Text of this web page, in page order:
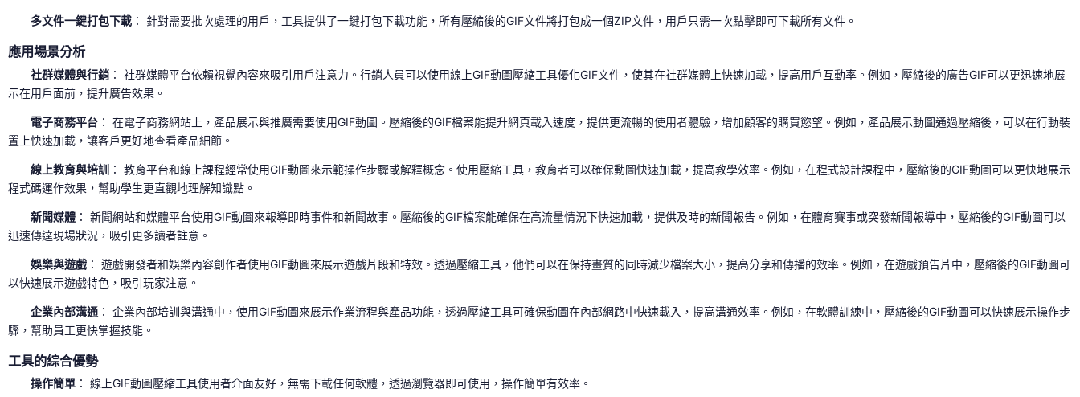
多文件一鍵打包下載： 針對需要批次處理的用戶，工具提供了一鍵打包下載功能，所有壓縮後的GIF文件將打包成一個ZIP文件，用戶只需一次點擊即可下載所有文件。
應用場景分析
社群媒體與行銷： 社群媒體平台依賴視覺內容來吸引用戶注意力。行銷人員可以使用線上GIF動圖壓縮工具優化GIF文件，使其在社群媒體上快速加載，提高用戶互動率。例如，壓縮後的廣告GIF可以更迅速地展
示在用戶面前，提升廣告效果。
電子商務平台： 在電子商務網站上，產品展示與推廣需要使用GIF動圖。壓縮後的GIF檔案能提升網頁載入速度，提供更流暢的使用者體驗，增加顧客的購買慾望。例如，產品展示動圖通過壓縮後，可以在行動裝
置上快速加載，讓客戶更好地查看產品細節。
線上教育與培訓 ： 教育平台和線上課程經常使用GIF動圖來示範操作步驟或解釋概念。使用壓縮工具，教育者可以確保動圖快速加載，提高教學效率。例如，在程式設計課程中，壓縮後的GIF動圖可以更快地展示
程式碼運作效果，幫助學生更直觀地理解知識點。
新聞媒體： 新聞網站和媒體平台使用GIF動圖來報導即時事件和新聞故事。壓縮後的GIF檔案能確保在高流量情況下快速加載，提供及時的新聞報告。例如，在體育賽事或突發新聞報導中，壓縮後的GIF動圖可以
迅速傳達現場狀況，吸引更多讀者註意。
娛樂與遊戲： 遊戲開發者和娛樂內容創作者使用GIF動圖來展示遊戲片段和特效。透過壓縮工具，他們可以在保持畫質的同時減少檔案大小，提高分享和傳播的效率。例如，在遊戲預告片中，壓縮後的GIF動圖可
以快速展示遊戲特色，吸引玩家注意。
企業內部溝通： 企業內部培訓與溝通中，使用GIF動圖來展示作業流程與產品功能，透過壓縮工具可確保動圖在內部網路中快速載入，提高溝通效率。例如，在軟體訓練中，壓縮後的GIF動圖可以快速展示操作步
驟，幫助員工更快掌握技能。
工具的綜合優勢
操作簡單： 線上GIF動圖壓縮工具使用者介面友好，無需下載任何軟體，透過瀏覽器即可使用，操作簡單有效率。